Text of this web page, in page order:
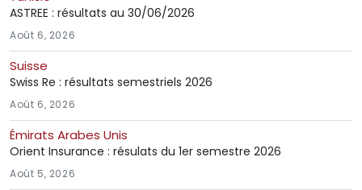
ASTREE : résultats au 30/06/2026
Août 6, 2026
Suisse
Swiss Re : résultats semestriels 2026
Août 6, 2026
Émirats Arabes Unis
Orient Insurance : résulats du 1er semestre 2026
Août 5, 2026